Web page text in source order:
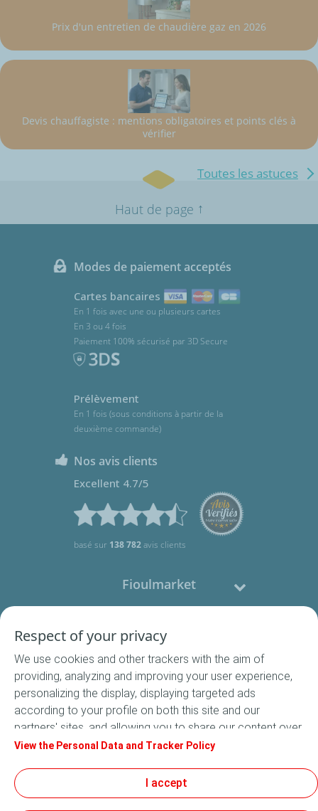
Prix d'un entretien de chaudière gaz en 2026
Devis chauffagiste : mentions obligatoires et points clés à
vérifier
Toutes les astuces
Haut de page ↑
Modes de paiement acceptés
Cartes bancaires
En 1 fois avec une ou plusieurs cartes
En 3 ou 4 fois
Paiement 100% sécurisé par 3D Secure
Prélèvement
En 1 fois (sous conditions à partir de la
deuxième commande)
Nos avis clients
Excellent 4.7/5
basé sur 138 782avis clients
Fioulmarket
Nous contacter
Suivez-nous
Conditions Générales de Vente
Respect of your privacy
We use cookies and other trackers with the aim of
providing, analyzing and improving your user experience,
personalizing the display, displaying targeted ads
according to your profile on both this site and our
partners' sites, and allowing you to share our content over
social media. In accordance with French legislation,
default. You can change your cookie settings at any time
by clicking on the "Manage my cookies" button. By clicking
View the Personal Data and Tracker Policy
I accept